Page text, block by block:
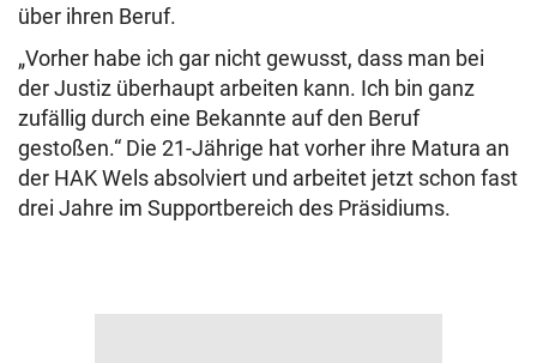
über ihren Beruf.
„Vorher habe ich gar nicht gewusst, dass man bei
der Justiz überhaupt arbeiten kann. Ich bin ganz
zufällig durch eine Bekannte auf den Beruf
gestoßen.“ Die 21-Jährige hat vorher ihre Matura an
der HAK Wels absolviert und arbeitet jetzt schon fast
drei Jahre im Supportbereich des Präsidiums.